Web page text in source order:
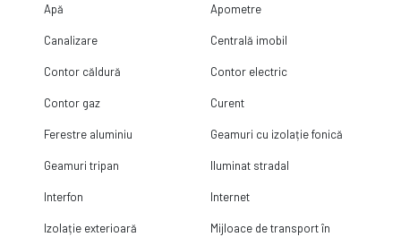
Apă Apometre
Canalizare Centrală imobil
Contor căldură Contor electric
Contor gaz Curent
Ferestre aluminiu Geamuri cu izolație fonică
Geamuri tripan Iluminat stradal
Interfon Internet
Izolație exterioară
Mijloace de transport în